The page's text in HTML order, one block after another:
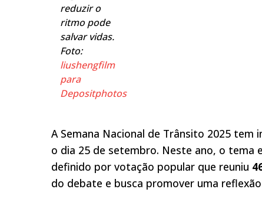
reduzir o
ritmo pode
salvar vidas.
Foto:
liushengfilm
para
Depositphotos
A Semana Nacional de Trânsito 2025
o dia 25 de setembro. Neste ano, o tema
definido por votação popular que reuniu
do debate e busca promover uma